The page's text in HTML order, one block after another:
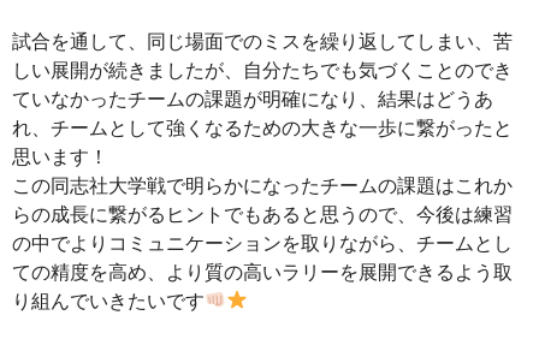
試合を通して、同じ場面でのミスを繰り返してしまい、苦
しい展開が続きましたが、自分たちでも気づくことのでき
ていなかったチームの課題が明確になり、結果はどうあ
れ、チームとして強くなるための大きな一歩に繋がったと
思います！
この同志社大学戦で明らかになったチームの課題はこれか
らの成長に繋がるヒントでもあると思うので、今後は練習
の中でよりコミュニケーションを取りながら、チームとし
ての精度を高め、より質の高いラリーを展開できるよう取
り組んでいきたいです